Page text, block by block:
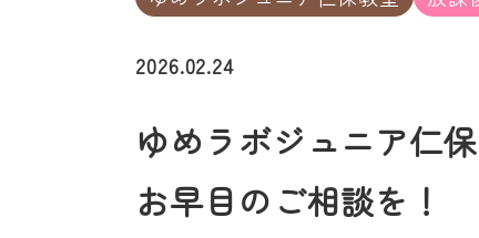
2026.02.24
ゆめラボジュニア仁
お早目のご相談を！